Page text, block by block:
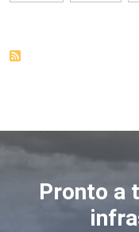
Pronto a